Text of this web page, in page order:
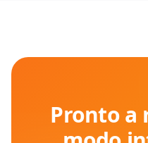
Pronto a